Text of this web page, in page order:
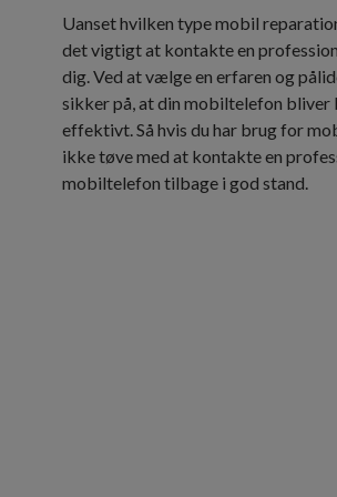
Uanset hvilken type mobil
det vigtigt at kontakte en
dig. Ved at vælge en erfaren og
sikker på, at din mobiltelefon
effektivt. Så hvis du har brug for
ikke tøve med at kontakte en
mobiltelefon tilbage i god stand.